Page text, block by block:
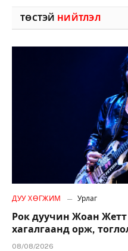
ТӨСТЭЙ НИЙТЛЭЛ
ДУУ ХӨГЖИМ Урлаг
Рок дуучин Жоан
хагалгаанд орж,
08/08/2026